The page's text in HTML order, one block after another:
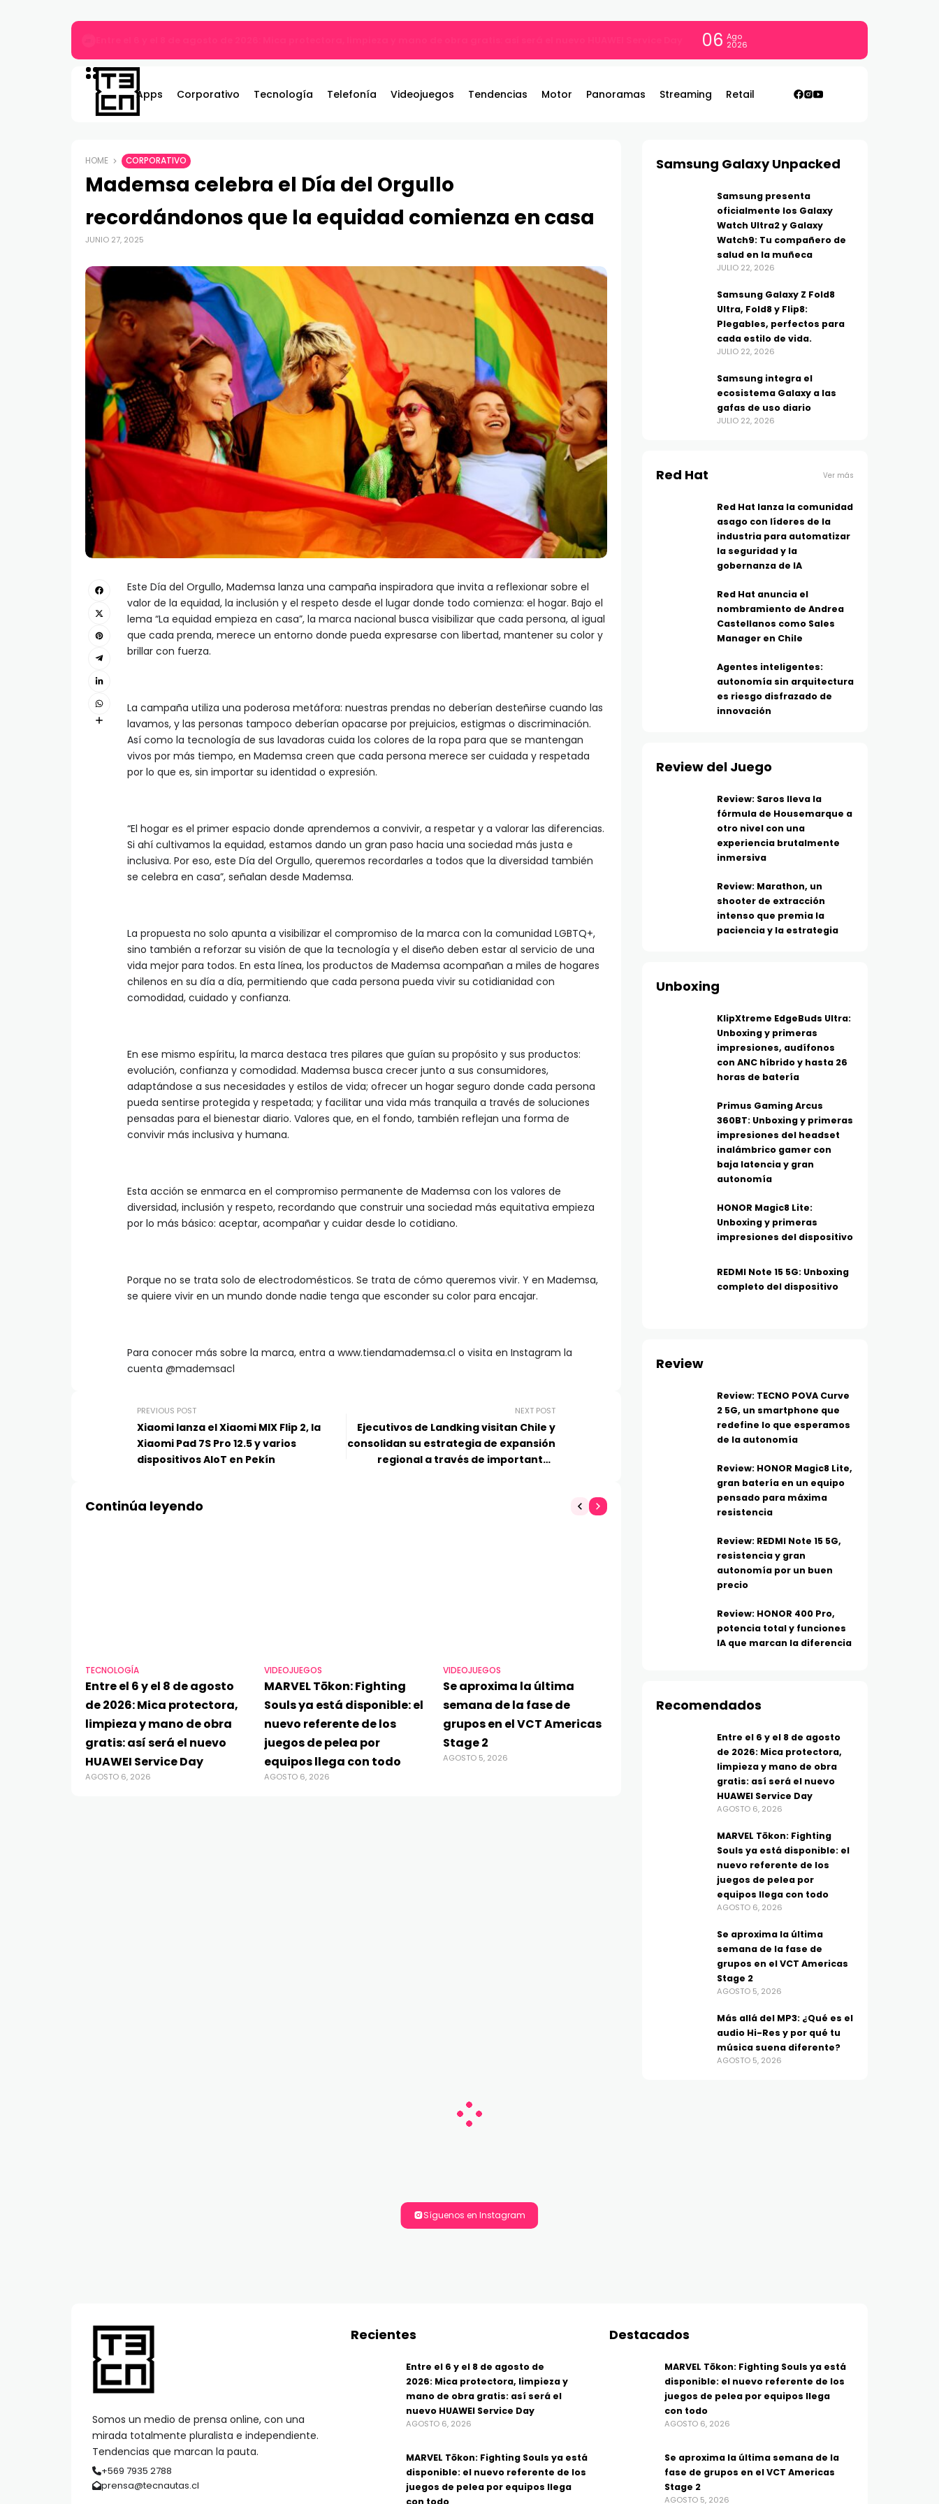
06 Ago
2026
Apps Corporativo Tecnología Telefonía Videojuegos Tendencias Motor Panoramas Streaming Retail
HOME CORPORATIVO
Mademsa celebra el Día del Orgullo
recordándonos que la equidad comienza en casa
JUNIO 27, 2025
Este Día del Orgullo, Mademsa lanza una campaña inspiradora que invita a reflexionar sobre el
valor de la equidad, la inclusión y el respeto desde el lugar donde todo comienza: el hogar. Bajo el
lema “La equidad empieza en casa”, la marca nacional busca visibilizar que cada persona, al igual
que cada prenda, merece un entorno donde pueda expresarse con libertad, mantener su color y
brillar con fuerza.
La campaña utiliza una poderosa metáfora: nuestras prendas no deberían desteñirse cuando las
lavamos, y las personas tampoco deberían opacarse por prejuicios, estigmas o discriminación.
Así como la tecnología de sus lavadoras cuida los colores de la ropa para que se mantengan
vivos por más tiempo, en Mademsa creen que cada persona merece ser cuidada y respetada
por lo que es, sin importar su identidad o expresión.
“El hogar es el primer espacio donde aprendemos a convivir, a respetar y a valorar las diferencias.
Si ahí cultivamos la equidad, estamos dando un gran paso hacia una sociedad más justa e
inclusiva. Por eso, este Día del Orgullo, queremos recordarles a todos que la diversidad también
se celebra en casa”, señalan desde Mademsa.
La propuesta no solo apunta a visibilizar el compromiso de la marca con la comunidad LGBTQ+,
sino también a reforzar su visión de que la tecnología y el diseño deben estar al servicio de una
vida mejor para todos. En esta línea, los productos de Mademsa acompañan a miles de hogares
chilenos en su día a día, permitiendo que cada persona pueda vivir su cotidianidad con
comodidad, cuidado y confianza.
En ese mismo espíritu, la marca destaca tres pilares que guían su propósito y sus productos:
evolución, confianza y comodidad. Mademsa busca crecer junto a sus consumidores,
adaptándose a sus necesidades y estilos de vida; ofrecer un hogar seguro donde cada persona
pueda sentirse protegida y respetada; y facilitar una vida más tranquila a través de soluciones
pensadas para el bienestar diario. Valores que, en el fondo, también reflejan una forma de
convivir más inclusiva y humana.
Esta acción se enmarca en el compromiso permanente de Mademsa con los valores de
diversidad, inclusión y respeto, recordando que construir una sociedad más equitativa empieza
por lo más básico: aceptar, acompañar y cuidar desde lo cotidiano.
Porque no se trata solo de electrodomésticos. Se trata de cómo queremos vivir. Y en Mademsa,
se quiere vivir en un mundo donde nadie tenga que esconder su color para encajar.
Para conocer más sobre la marca, entra a www.tiendamademsa.cl o visita en Instagram la
cuenta @mademsacl
PREVIOUS POST
Xiaomi lanza el Xiaomi MIX Flip 2, la
Xiaomi Pad 7S Pro 12.5 y varios
dispositivos AIoT en Pekín
NEXT POST
Ejecutivos de Landking visitan Chile y
consolidan su estrategia de expansión
regional a través de importantes
Continúa leyendo
TECNOLOGÍA
Entre el 6 y el 8 de agosto
de 2026: Mica protectora,
limpieza y mano de obra
gratis: así será el nuevo
HUAWEI Service Day
AGOSTO 6, 2026
VIDEOJUEGOS
MARVEL Tōkon: Fighting
Souls ya está disponible: el
nuevo referente de los
juegos de pelea por
equipos llega con todo
AGOSTO 6, 2026
VIDEOJUEGOS
Se aproxima la última
semana de la fase de
grupos en el VCT Americas
Stage 2
AGOSTO 5, 2026
audio Hi-Res y por qué tu
día
AGOSTO 5, 2026
Samsung Galaxy Unpacked
Samsung presenta
oficialmente los Galaxy
Watch Ultra2 y Galaxy
Watch9: Tu compañero de
salud en la muñeca
JULIO 22, 2026
Samsung Galaxy Z Fold8
Ultra, Fold8 y Flip8:
Plegables, perfectos para
cada estilo de vida.
JULIO 22, 2026
Samsung integra el
ecosistema Galaxy a las
gafas de uso diario
JULIO 22, 2026
Red Hat Ver más
Red Hat lanza la comunidad
asago con líderes de la
industria para automatizar
la seguridad y la
gobernanza de IA
Red Hat anuncia el
nombramiento de Andrea
Castellanos como Sales
Manager en Chile
Agentes inteligentes:
autonomía sin arquitectura
es riesgo disfrazado de
innovación
Review del Juego
Review: Saros lleva la
fórmula de Housemarque a
otro nivel con una
experiencia brutalmente
inmersiva
Review: Marathon, un
shooter de extracción
intenso que premia la
paciencia y la estrategia
Unboxing
KlipXtreme EdgeBuds Ultra:
Unboxing y primeras
impresiones, audífonos
con ANC híbrido y hasta 26
horas de batería
Primus Gaming Arcus
360BT: Unboxing y primeras
impresiones del headset
inalámbrico gamer con
baja latencia y gran
autonomía
HONOR Magic8 Lite:
Unboxing y primeras
impresiones del dispositivo
REDMI Note 15 5G: Unboxing
completo del dispositivo
Review
Review: TECNO POVA Curve
2 5G, un smartphone que
redefine lo que esperamos
de la autonomía
Review: HONOR Magic8 Lite,
gran batería en un equipo
pensado para máxima
resistencia
Review: REDMI Note 15 5G,
resistencia y gran
autonomía por un buen
precio
Review: HONOR 400 Pro,
potencia total y funciones
IA que marcan la diferencia
Recomendados
Entre el 6 y el 8 de agosto
de 2026: Mica protectora,
limpieza y mano de obra
gratis: así será el nuevo
HUAWEI Service Day
AGOSTO 6, 2026
MARVEL Tōkon: Fighting
Souls ya está disponible: el
nuevo referente de los
juegos de pelea por
equipos llega con todo
AGOSTO 6, 2026
Se aproxima la última
semana de la fase de
grupos en el VCT Americas
Stage 2
AGOSTO 5, 2026
Más allá del MP3: ¿Qué es el
audio Hi-Res y por qué tu
música suena diferente?
AGOSTO 5, 2026
Síguenos en Instagram
Somos un medio de prensa online, con una
mirada totalmente pluralista e independiente.
Tendencias que marcan la pauta.
+569 7935 2788
prensa@tecnautas.cl
Recientes
Entre el 6 y el 8 de agosto de
2026: Mica protectora, limpieza y
mano de obra gratis: así será el
nuevo HUAWEI Service Day
AGOSTO 6, 2026
MARVEL Tōkon: Fighting Souls ya está
disponible: el nuevo referente de los
juegos de pelea por equipos llega
Destacados
MARVEL Tōkon: Fighting Souls ya está
disponible: el nuevo referente de los
juegos de pelea por equipos llega
con todo
AGOSTO 6, 2026
Se aproxima la última semana de la
fase de grupos en el VCT Americas
Stage 2
AGOSTO 5, 2026